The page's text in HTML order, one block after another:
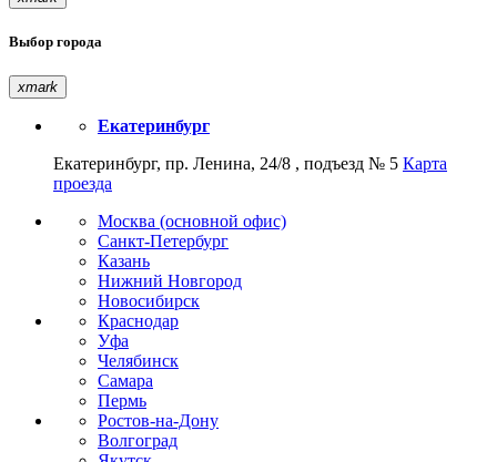
Выбор города
xmark
Екатеринбург
Екатеринбург, пр. Ленина, 24/8 , подъезд № 5 Карта
проезда
Москва (основной офис)
Санкт-Петербург
Казань
Нижний Новгород
Новосибирск
Краснодар
Уфа
Челябинск
Самара
Пермь
Ростов-на-Дону
Волгоград